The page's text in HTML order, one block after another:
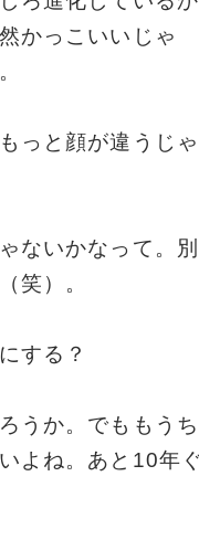
かっこいいじゃ
っと顔が違うじゃ
ないかなって。別
笑）。
する？
うか。でももうち
よね。あと10年